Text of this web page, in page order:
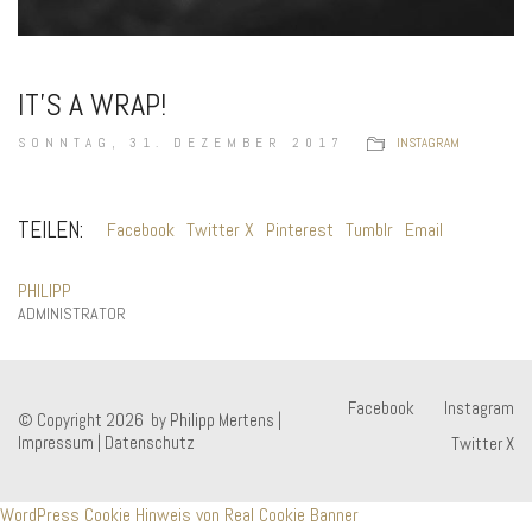
IT’S A WRAP!
SONNTAG, 31. DEZEMBER 2017 INSTAGRAM
TEILEN: Facebook Twitter X Pinterest Tumblr Email
PHILIPP
ADMINISTRATOR
Facebook
Instagram
Twitter X
© Copyright 2026 by Philipp Mertens |
Impressum Datenschutz
WordPress Cookie Hinweis von Real Cookie Banner